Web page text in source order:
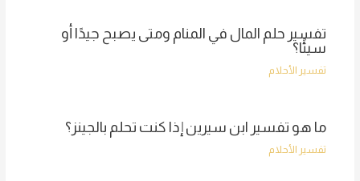
تفسير حلم المال في المنام ومتى يصبح جيدًا أو
سيئًا؟
تفسير الأحلام
ما هو تفسير ابن سيرين إذا كنت تحلم بالجينز؟
تفسير الأحلام